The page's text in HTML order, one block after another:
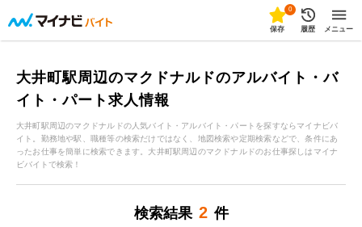
0
保存 履歴 メニュー
大井町駅周辺のマクドナルドのアルバイト・バ
イト・パート求人情報
大井町駅周辺のマクドナルドの人気バイト・アルバイト・パートを探すならマイナビバ
イト。勤務地や駅、職種等の検索だけではなく、地図検索や定期検索などで、条件にあ
ったお仕事を簡単に検索できます。大井町駅周辺のマクドナルドのお仕事探しはマイナ
ビバイトで検索！
検索結果 2 件